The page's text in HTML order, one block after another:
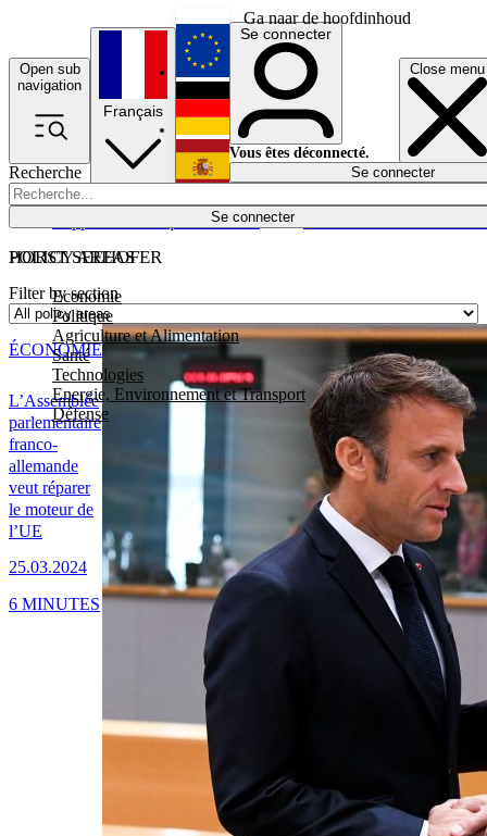
Ga naar de hoofdinhoud
Open sub
navigation
Close menu
Recherche
Se connecter
POLICY AREAS
Economie
Politique
Agriculture et Alimentation
Santé
Technologies
Energie, Environnement et Transport
Défense
Économie
Français
English
Deutsch
Español
Se connecter
Vous êtes déconnecté.
Se connecter
HORST SEEHOFER
Filter by section
L’Assemblée
parlementaire
franco-
allemande
veut réparer
le moteur de
l’UE
25.03.2024
ÉCONOMIE
6 MINUTES